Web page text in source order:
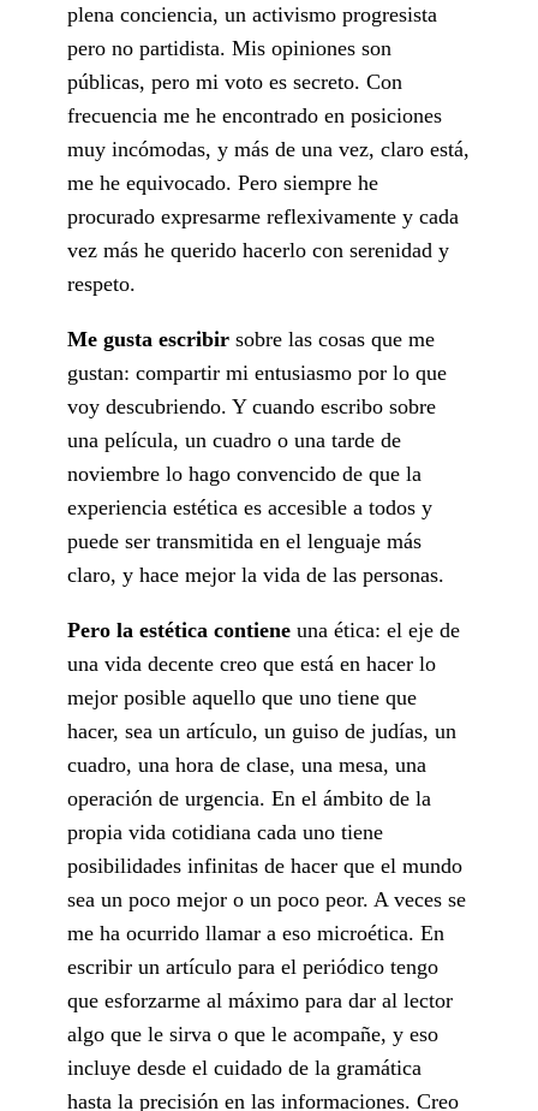
plena conciencia, un activismo progresista
pero no partidista. Mis opiniones son
públicas, pero mi voto es secreto. Con
frecuencia me he encontrado en posiciones
muy incómodas, y más de una vez, claro está,
me he equivocado. Pero siempre he
procurado expresarme reflexivamente y cada
vez más he querido hacerlo con serenidad y
respeto.
Me gusta escribir sobre las cosas que me
gustan: compartir mi entusiasmo por lo que
voy descubriendo. Y cuando escribo sobre
una película, un cuadro o una tarde de
noviembre lo hago convencido de que la
experiencia estética es accesible a todos y
puede ser transmitida en el lenguaje más
claro, y hace mejor la vida de las personas.
Pero la estética contiene una ética: el eje de
una vida decente creo que está en hacer lo
mejor posible aquello que uno tiene que
hacer, sea un artículo, un guiso de judías, un
cuadro, una hora de clase, una mesa, una
operación de urgencia. En el ámbito de la
propia vida cotidiana cada uno tiene
posibilidades infinitas de hacer que el mundo
sea un poco mejor o un poco peor. A veces se
me ha ocurrido llamar a eso microética. En
escribir un artículo para el periódico tengo
que esforzarme al máximo para dar al lector
algo que le sirva o que le acompañe, y eso
incluye desde el cuidado de la gramática
hasta la precisión en las informaciones. Creo